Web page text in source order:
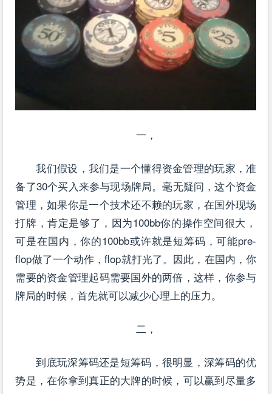
一，
我们假设，我们是一个懂得资金管理的玩家，准
备了30个买入来参与现场牌局。毫无疑问，这个资金
管理，如果你是一个技术还不赖的玩家，在国外现场
打牌，肯定是够了，因为100bb你的操作空间很大，
可是在国内，你的100bb或许就是短筹码，可能pre-
flop做了一个动作，flop就打光了。因此，在国内，你
需要的资金管理起码需要国外的两倍，这样，你参与
牌局的时候，首先就可以减少心理上的压力。
二，
到底玩深筹码还是短筹码，很明显，深筹码的优
势是，在你拿到真正的大牌的时候，可以赢到尽量多